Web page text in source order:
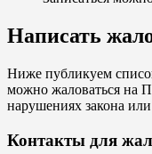
Написать
Ниже публикуем
можно жаловаться на
нарушениях закона
Контакты для